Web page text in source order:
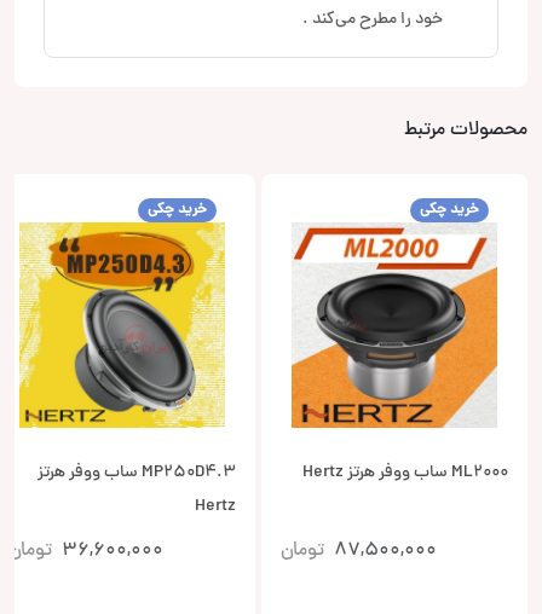
خود را مطرح می‌کند .
محصولات مرتبط
خرید چکی
ML2000 ساب ووفر هرتز Hertz
87,500,000 تومان
خرید چکی
MP250D4.3 ساب ووفر هرتز
Hertz
36,600,000 تومان